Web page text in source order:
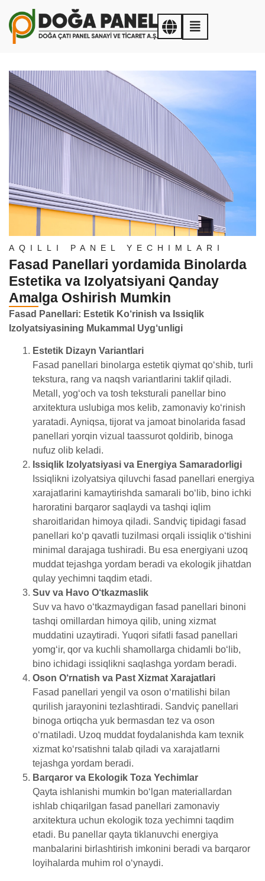
AQILLI PANEL YECHIMLARI
Fasad Panellari yordamida Binolarda
Estetika va Izolyatsiyani Qanday
Amalga Oshirish Mumkin
Fasad Panellari: Estetik Ko‘rinish va Issiqlik
Izolyatsiyasining Mukammal Uyg‘unligi
Estetik Dizayn Variantlari
Fasad panellari binolarga estetik qiymat qo‘shib, turli
tekstura, rang va naqsh variantlarini taklif qiladi.
Metall, yog‘och va tosh teksturali panellar bino
arxitektura uslubiga mos kelib, zamonaviy ko‘rinish
yaratadi. Ayniqsa, tijorat va jamoat binolarida fasad
panellari yorqin vizual taassurot qoldirib, binoga
nufuz olib keladi.
Issiqlik Izolyatsiyasi va Energiya Samaradorligi
Issiqlikni izolyatsiya qiluvchi fasad panellari energiya
xarajatlarini kamaytirishda samarali bo‘lib, bino ichki
haroratini barqaror saqlaydi va tashqi iqlim
sharoitlaridan himoya qiladi. Sandviç tipidagi fasad
panellari ko‘p qavatli tuzilmasi orqali issiqlik o‘tishini
minimal darajaga tushiradi. Bu esa energiyani uzoq
muddat tejashga yordam beradi va ekologik jihatdan
qulay yechimni taqdim etadi.
Suv va Havo O‘tkazmaslik
Suv va havo o‘tkazmaydigan fasad panellari binoni
tashqi omillardan himoya qilib, uning xizmat
muddatini uzaytiradi. Yuqori sifatli fasad panellari
yomg‘ir, qor va kuchli shamollarga chidamli bo‘lib,
bino ichidagi issiqlikni saqlashga yordam beradi.
Oson O‘rnatish va Past Xizmat Xarajatlari
Fasad panellari yengil va oson o‘rnatilishi bilan
qurilish jarayonini tezlashtiradi. Sandviç panellari
binoga ortiqcha yuk bermasdan tez va oson
o‘rnatiladi. Uzoq muddat foydalanishda kam texnik
xizmat ko‘rsatishni talab qiladi va xarajatlarni
tejashga yordam beradi.
Barqaror va Ekologik Toza Yechimlar
Qayta ishlanishi mumkin bo‘lgan materiallardan
ishlab chiqarilgan fasad panellari zamonaviy
arxitektura uchun ekologik toza yechimni taqdim
etadi. Bu panellar qayta tiklanuvchi energiya
manbalarini birlashtirish imkonini beradi va barqaror
loyihalarda muhim rol o‘ynaydi.